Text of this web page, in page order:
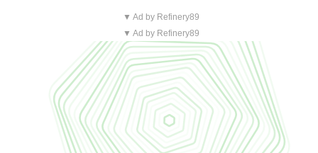
▼ Ad by Refinery89
▼ Ad by Refinery89